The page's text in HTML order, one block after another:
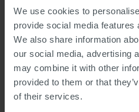
We use cookies to
provide social media features
We also share information
our social media, advertising
may combine it with other
provided to them or that
of their services.
Bilder fra